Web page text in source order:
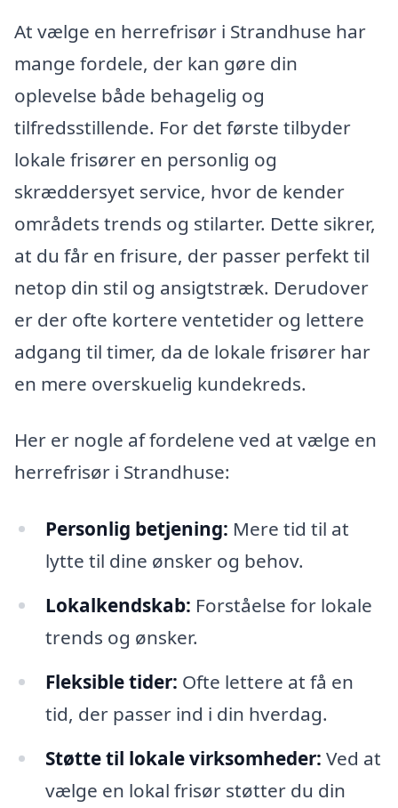
At vælge en herrefrisør i Strandhuse har
mange fordele, der kan gøre din
oplevelse både behagelig og
tilfredsstillende. For det første tilbyder
lokale frisører en personlig og
skræddersyet service, hvor de kender
områdets trends og stilarter. Dette sikrer,
at du får en frisure, der passer perfekt til
netop din stil og ansigtstræk. Derudover
er der ofte kortere ventetider og lettere
adgang til timer, da de lokale frisører har
en mere overskuelig kundekreds.
Her er nogle af fordelene ved at vælge en
herrefrisør i Strandhuse:
Personlig betjening: Mere tid til at
lytte til dine ønsker og behov.
Lokalkendskab: Forståelse for lokale
trends og ønsker.
Fleksible tider: Ofte lettere at få en
tid, der passer ind i din hverdag.
Støtte til lokale virksomheder: Ved at
vælge en lokal frisør støtter du din